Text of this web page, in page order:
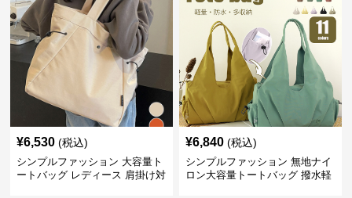
¥6,530 (税込)
シンプルファッション 大容量ト
ートバッグ レディース 肩掛け対
¥6,840 (税込)
シンプルファッション 無地ナイ
ロン大容量トートバッグ 撥水軽